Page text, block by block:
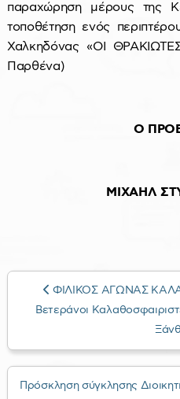
παραχώρηση μέρους της
τοποθέτηση ενός
Χαλκηδόνας «ΟΙ
Παρθένα)
Ο
ΜΙΧΑΗΛ
ΦΙΛΙΚΟΣ ΑΓΩΝΑΣ
Βετεράνοι
Πρόσκληση σύγκλησης